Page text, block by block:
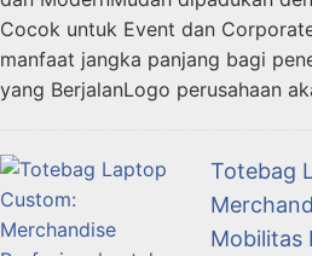
Cocok untuk Event dan
manfaat jangka panjang bagi
yang BerjalanLogo perusahaan
Totebag
Mobilitas